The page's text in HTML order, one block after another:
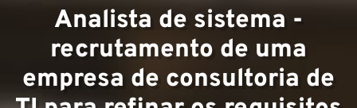
Equipe
Analista de sistema -
recrutamento de uma
empresa de consultoria de